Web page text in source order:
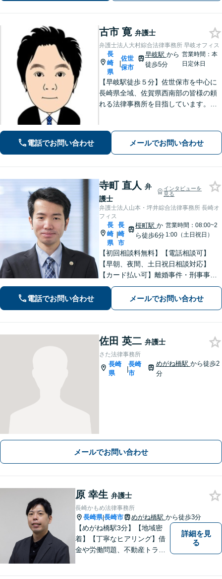
古市 寛 弁護士
弁護士法人大村綜合法律事務所 早岐オフィス
長
崎
県
|
佐世
保市
早岐駅 から
徒歩5分
営業時間：本
日定休日
【早岐駅徒歩５分】佐世保市を中心に
長崎県全域、佐賀県西南部の皆様の頼
れる法律事務所を目指しています。相
います。早期解決には、早めのご相談
が肝要です。
電話でお問い合わせ メールでお問い合わせ
寺町 直人 弁
護士
インタビューを
見る
弁護士法人山本・坪井綜合法律事務所 長崎オ
フィス
長
崎
県
|
長
崎
市
桜町駅か
ら徒歩6分
営業時間：08:00~2
1:00（土日祝日）
【初回相談料無料】【電話相談可】
【早朝、夜間、土日祝日相談対応】
【カード払い可】離婚事件・刑事事
件・交通事故の専門弁護士があなたの
お悩みを解決いたします。一人で悩ま
ずに新たな一歩をわたしたちと。
電話でお問い合わせ メールでお問い合わせ
佐田 英二 弁護士
さた法律事務所
長崎
県
|
長崎
市
めがね橋駅 から徒歩2
分
メールでお問い合わせ
原 幸生 弁護士
長崎かもめ法律事務所
長崎県|長崎市 めがね橋駅 から徒歩3分
【めがね橋駅3分】【地域密
着】【丁寧なヒアリング】借
金や労働問題、不動産トラブ
詳細を見
る